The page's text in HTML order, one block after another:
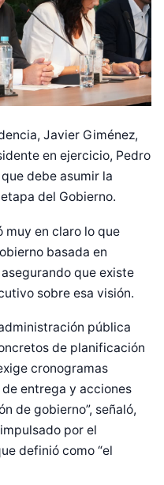
Javier Giménez,
en ejercicio, Pedro
debe asumir la
del Gobierno.
muy en claro lo que
basada en
que existe
sobre esa visión.
pública
de planificación
cronogramas
entrega y acciones
de gobierno”, señaló,
por el
definió como “el